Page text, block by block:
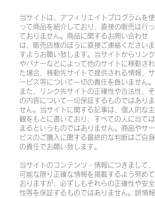
当サイトは、アフィリエイトプログラムを使
って商品を紹介しており、直接の販売は行っ
ておりません。商品に関するお問い合わせ
は、販売店様のほうに直接ご連絡くださいま
すようお願い致します。当サイトからリンク
やバナーなどによって他のサイトに移動され
た場合、移動先サイトで提供される情報、サ
ービス等について一切の責任を負いません。
また、リンク先サイトの正確性や合法性、そ
の内容について一切保証するものではありま
せん。当サイトに関する記事は、個人的な主
観をもとに書いており、すべての人に当ては
まるというものではありません。商品やサー
ビスのご購入に関する最終的な判断はご自身
の責任でお願い致します。
当サイトのコンテンツ・情報につきまして、
可能な限り正確な情報を掲載するよう努めて
おりますが、必ずしもそれらの正確性や安全
性等を保証するものではありません。誤情報